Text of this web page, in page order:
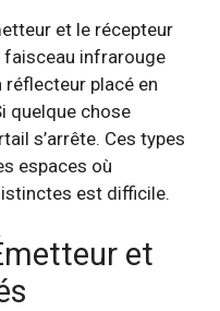
et le récepteur
faisceau infrarouge
placé en
quelque chose
s’arrête. Ces types
espaces où
est difficile.
et